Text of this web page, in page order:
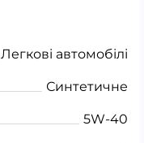
Легкові автомобілі
Синтетичне
5W-40